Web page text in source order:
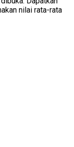
nilai rata-rata